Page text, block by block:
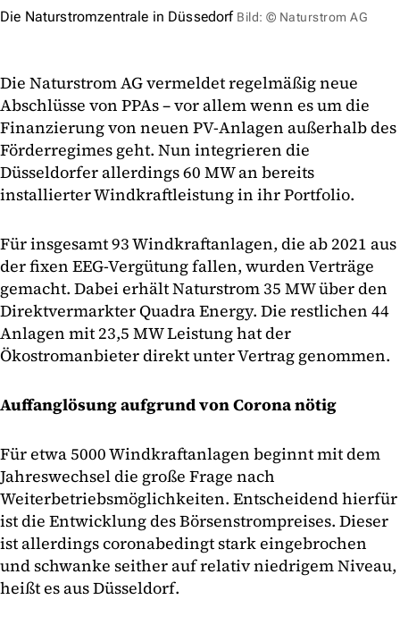
Die Naturstromzentrale in Düssedorf Bild: © Naturstrom AG
Die Naturstrom AG vermeldet regelmäßig neue
Abschlüsse von PPAs – vor allem wenn es um die
Finanzierung von neuen PV-Anlagen außerhalb des
Förderregimes geht. Nun integrieren die
Düsseldorfer allerdings 60 MW an bereits
installierter Windkraftleistung in ihr Portfolio.
Für insgesamt 93 Windkraftanlagen, die ab 2021 aus
der fixen EEG-Vergütung fallen, wurden Verträge
gemacht. Dabei erhält Naturstrom 35 MW über den
Direktvermarkter Quadra Energy. Die restlichen 44
Anlagen mit 23,5 MW Leistung hat der
Ökostromanbieter direkt unter Vertrag genommen.
Auffanglösung aufgrund von Corona nötig
Für etwa 5000 Windkraftanlagen beginnt mit dem
Jahreswechsel die große Frage nach
Weiterbetriebsmöglichkeiten. Entscheidend hierfür
ist die Entwicklung des Börsenstrompreises. Dieser
ist allerdings coronabedingt stark eingebrochen
und schwanke seither auf relativ niedrigem Niveau,
heißt es aus Düsseldorf.